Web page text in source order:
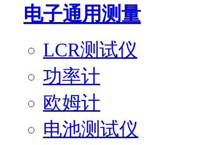
电子通用测量
LCR测试仪
功率计
欧姆计
电池测试仪